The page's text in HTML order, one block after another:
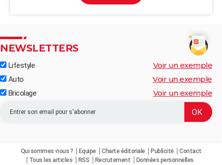
NEWSLETTERS
Lifestyle Voir un exemple
Auto Voir un exemple
Bricolage Voir un exemple
Qui sommes-nous ? Equipe Charte éditoriale Publicité
Contact
Tous les articles
RSS Recrutement Données personnelles